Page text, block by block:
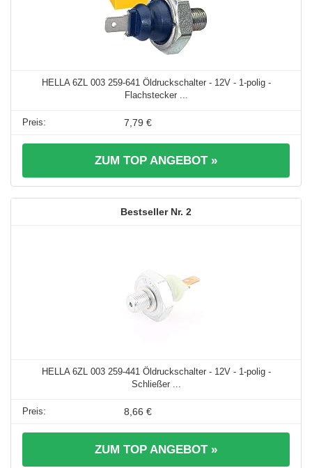
HELLA 6ZL 003 259-641 Öldruckschalter - 12V - 1-polig -
Flachstecker ...
7,79 €
ZUM TOP ANGEBOT »
2
HELLA 6ZL 003 259-441 Öldruckschalter - 12V - 1-polig -
Schließer ...
8,66 €
ZUM TOP ANGEBOT »